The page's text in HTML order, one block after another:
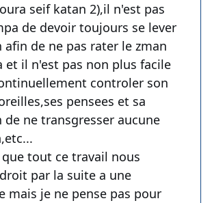
seif katan 2),il n'est pas
de devoir toujours se lever
de ne pas rater le zman
et il n'est pas non plus facile
controler son
pensees et sa
de ne transgresser aucune
tout ce travail nous
par la suite a une
mais je ne pense pas pour